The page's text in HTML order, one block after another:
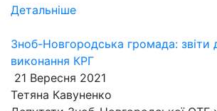
Детальніше
Зноб-Новгородська громада: звіти
виконання КРГ
21 Вересня 2021
Тетяна Кавуненко